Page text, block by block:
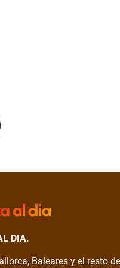
DIA.
Baleares y el resto